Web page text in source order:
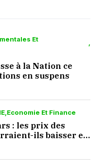
Et
à la Nation ce
en suspens
Economie Et Finance
: les prix des
ils baisser en